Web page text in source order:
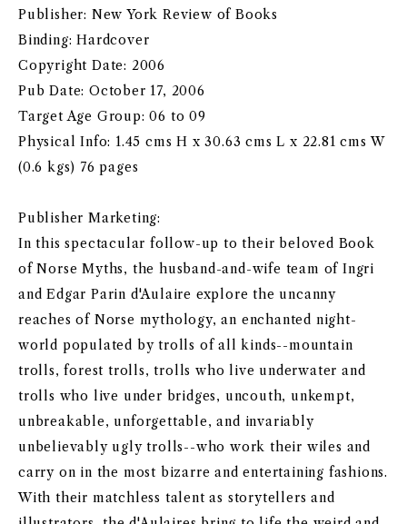
Publisher: New York Review of Books
Binding: Hardcover
Copyright Date: 2006
Pub Date: October 17, 2006
Target Age Group: 06 to 09
Physical Info: 1.45 cms H x 30.63 cms L x 22.81 cms W
(0.6 kgs) 76 pages
Publisher Marketing:
In this spectacular follow-up to their beloved Book
of Norse Myths, the husband-and-wife team of Ingri
and Edgar Parin d'Aulaire explore the uncanny
reaches of Norse mythology, an enchanted night-
world populated by trolls of all kinds--mountain
trolls, forest trolls, trolls who live underwater and
trolls who live under bridges, uncouth, unkempt,
unbreakable, unforgettable, and invariably
unbelievably ugly trolls--who work their wiles and
carry on in the most bizarre and entertaining fashions.
With their matchless talent as storytellers and